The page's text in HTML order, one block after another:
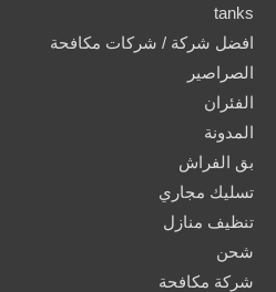
tanks
افضل شركة / شركات مكافحة
الصراصير
الفئران
المدونة
بق الفراش
تسليك مجاري
تنظيف منازل
شحن
شركة مكافحة